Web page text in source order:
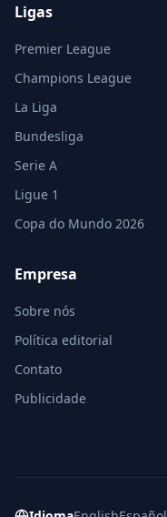
Ligas
Premier League
Champions League
La Liga
Bundesliga
Serie A
Ligue 1
Copa do Mundo 2026
Empresa
Sobre nós
Política editorial
Contato
Publicidade